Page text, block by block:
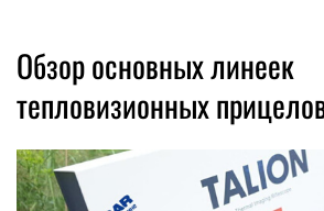
Обзор основных линеек
тепловизионных